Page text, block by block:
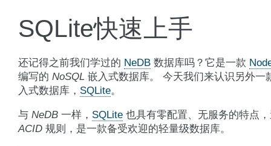
SQLite快速上手
还记得之前我们学过的 NeDB 数据库吗？它是一款
编写的 NoSQL 嵌入式数据库。 今天我们来认识另外一
入式数据库， SQLite。
与 NeDB 一样， SQLite 也具有零配置、无服务的特点
ACID 规则，是一款备受欢迎的轻量级数据库。